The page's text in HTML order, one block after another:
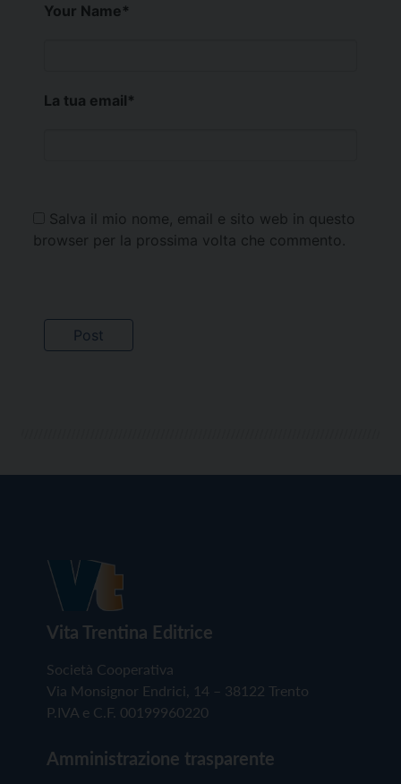
Your Name*
La tua email*
Salva il mio nome, email e sito web in questo
browser per la prossima volta che commento.
Vita Trentina Editrice
Società Cooperativa
Via Monsignor Endrici, 14 – 38122 Trento
P.IVA e C.F. 00199960220
Amministrazione trasparente